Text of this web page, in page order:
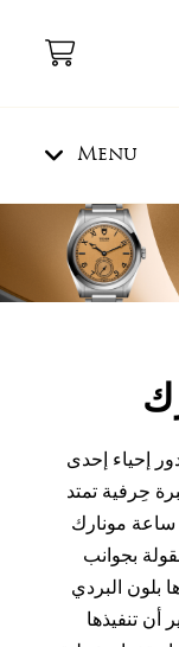
Menu
إحياء إحدى
حِرفية تمتد
مونارك
بجوانب
بلون البردي
أن تنفيذها